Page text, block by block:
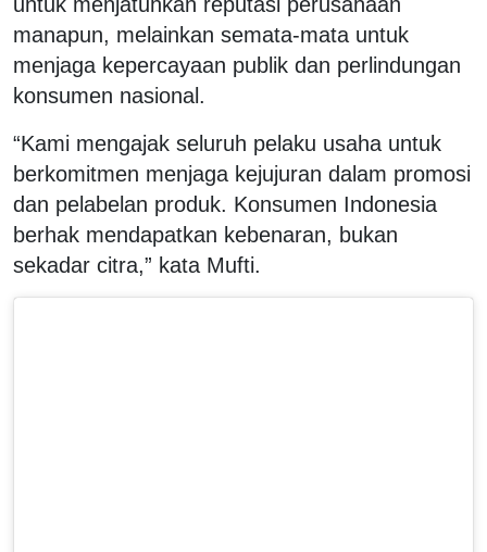
manapun, melainkan semata-mata untuk
menjaga kepercayaan publik dan perlindungan
konsumen nasional.
“Kami mengajak seluruh pelaku usaha untuk
berkomitmen menjaga kejujuran dalam promosi
dan pelabelan produk. Konsumen Indonesia
berhak mendapatkan kebenaran, bukan
sekadar citra,” kata Mufti.